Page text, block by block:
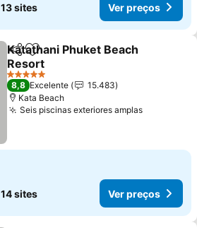
13 sites Ver preços
PartilharAdicionar aos favoritos
Katathani Phuket Beach
Resort
Ver preços
5 Estrelas
8,8 Excelente
15.483
Kata Beach
Seis piscinas exteriores amplasVer
14 sites Ver preços